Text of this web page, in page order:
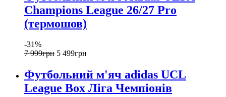
Champions League 26/27 Pro
(термошов)
-31%
7 999грн 5 499грн
Футбольний м'яч adidas UCL
League Box Ліга Чемпіонів